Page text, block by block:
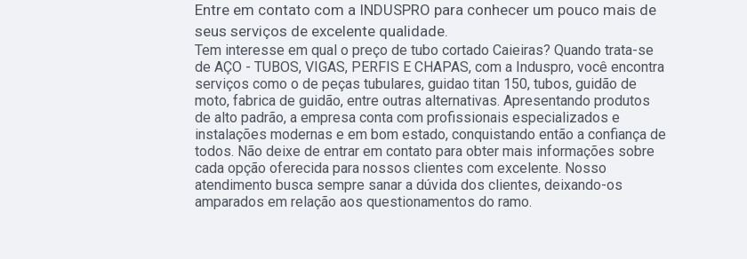
Entre em contato com a INDUSPRO para conhecer um pouco mais de
seus serviços de excelente qualidade.
Tem interesse em qual o preço de tubo cortado Caieiras? Quando trata-se
de AÇO - TUBOS, VIGAS, PERFIS E CHAPAS, com a Induspro, você encontra
serviços como o de peças tubulares, guidao titan 150, tubos, guidão de
moto, fabrica de guidão, entre outras alternativas. Apresentando produtos
de alto padrão, a empresa conta com profissionais especializados e
instalações modernas e em bom estado, conquistando então a confiança de
todos. Não deixe de entrar em contato para obter mais informações sobre
cada opção oferecida para nossos clientes com excelente. Nosso
atendimento busca sempre sanar a dúvida dos clientes, deixando-os
amparados em relação aos questionamentos do ramo.